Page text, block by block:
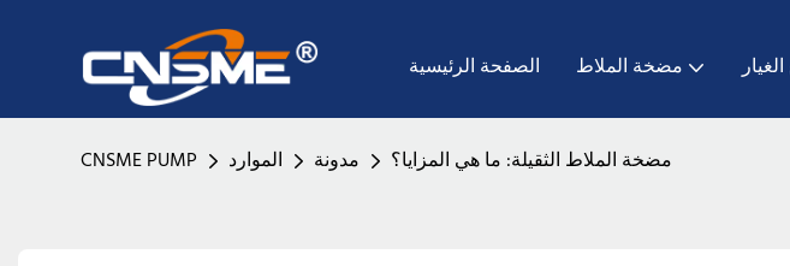
الصفحة الرئيسية مضخة الملاط
CNSME PUMP الموارد مدونة مضخة الملاط الثقيلة: ما هي المزايا؟